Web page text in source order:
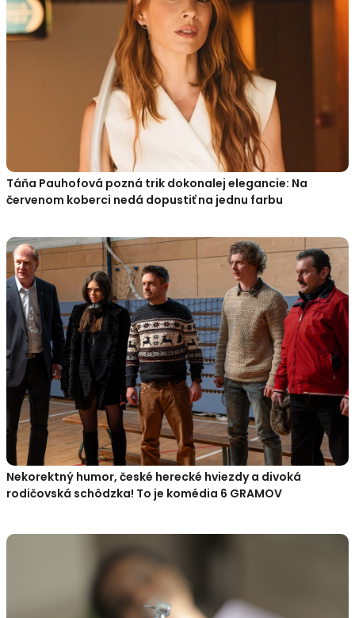
Táňa Pauhofová pozná trik dokonalej elegancie: Na
červenom koberci nedá dopustiť na jednu farbu
Nekorektný humor, české herecké hviezdy a divoká
rodičovská schôdzka! To je komédia 6 GRAMOV